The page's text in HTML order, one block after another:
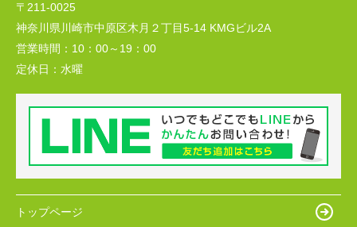
〒211-0025
神奈川県川崎市中原区木月２丁目5-14 KMGビル2A
営業時間： 10：00～19：00
定休日： 水曜
トップページ